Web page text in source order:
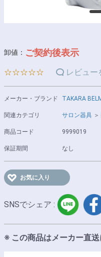
卸値： ご契約後表示
☆☆☆☆☆ レビュー
メーカー・ブランド TAKARA
関連カテゴリ サロン器具 ＞
商品コード 9999019
保証期間 なし
お気に入り
SNSでシェア :
LINE
※ この商品はメーカー直